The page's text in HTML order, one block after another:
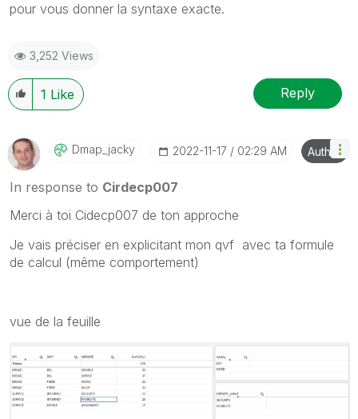
pour vous donner la syntaxe exacte.
3,252 Views
1 Like Reply
Dmap_jacky ‎2022-11-17 02:29 AM Author
In response to Cirdecp007
Merci à toi Cidecp007 de ton approche
Je vais préciser en explicitant mon qvf avec ta formule
de calcul (même comportement)
vue de la feuille